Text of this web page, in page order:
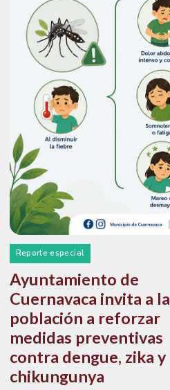
Reporte especial
Ayuntamiento de
Cuernavaca invita a la
población a reforzar
medidas preventivas
contra dengue, zika y
chikungunya